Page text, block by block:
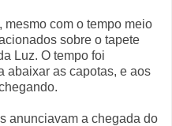
com o tempo meio
sobre o tapete
Luz. O tempo foi
abaixar as capotas, e aos
anunciavam a chegada do